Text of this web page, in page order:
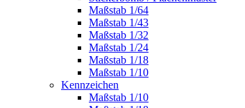
Maßstab 1/64
Maßstab 1/43
Maßstab 1/32
Maßstab 1/24
Maßstab 1/18
Maßstab 1/10
Kennzeichen
Maßstab 1/10